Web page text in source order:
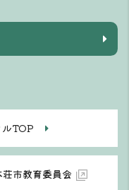
ルTOP
市教育委員会